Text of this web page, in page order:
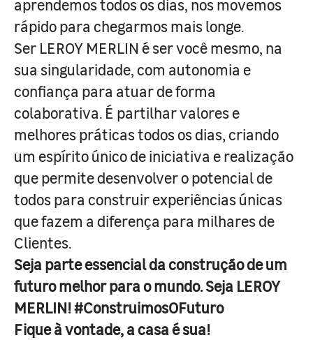
aprendemos todos os dias, nos movemos
rápido para chegarmos mais longe.
Ser LEROY MERLIN é ser você mesmo, na
sua singularidade, com autonomia e
confiança para atuar de forma
colaborativa. É partilhar valores e
melhores práticas todos os dias, criando
um espírito único de iniciativa e realização
que permite desenvolver o potencial de
todos para construir experiências únicas
que fazem a diferença para milhares de
Clientes.
Seja parte essencial da construção de um
futuro melhor para o mundo. Seja LEROY
MERLIN! #ConstruimosOFuturo
Fique à vontade, a casa é sua!